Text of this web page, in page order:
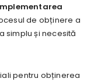
de obținere a
simplu și necesită
pentru obținerea